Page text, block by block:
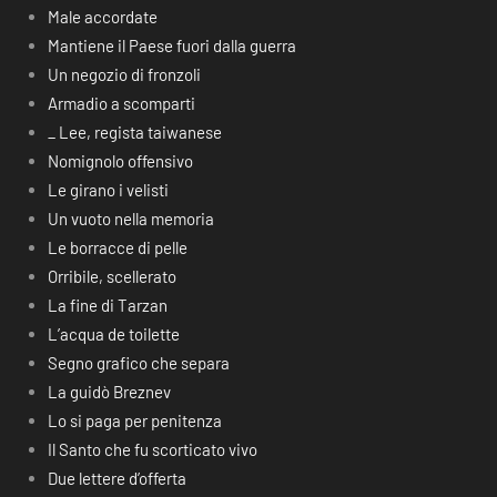
Male accordate
Mantiene il Paese fuori dalla guerra
Un negozio di fronzoli
Armadio a scomparti
_ Lee, regista taiwanese
Nomignolo offensivo
Le girano i velisti
Un vuoto nella memoria
Le borracce di pelle
Orribile, scellerato
La fine di Tarzan
L’acqua de toilette
Segno grafico che separa
La guidò Breznev
Lo si paga per penitenza
Il Santo che fu scorticato vivo
Due lettere d’offerta